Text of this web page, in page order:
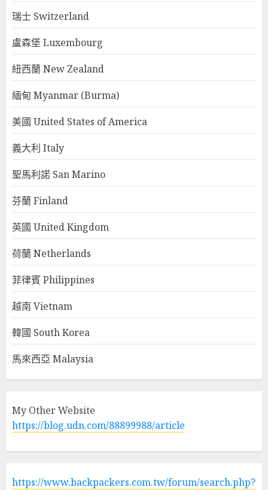
瑞士 Switzerland
盧森堡 Luxembourg
紐西蘭 New Zealand
緬甸 Myanmar (Burma)
美國 United States of America
義大利 Italy
聖馬利諾 San Marino
芬蘭 Finland
英國 United Kingdom
荷蘭 Netherlands
菲律賓 Philippines
越南 Vietnam
韓國 South Korea
馬來西亞 Malaysia
My Other Website
https://blog.udn.com/88899988/article
https://www.backpackers.com.tw/forum/search.php?